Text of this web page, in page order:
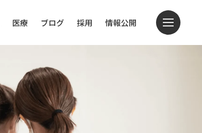
医療 ブログ 採用 情報公開